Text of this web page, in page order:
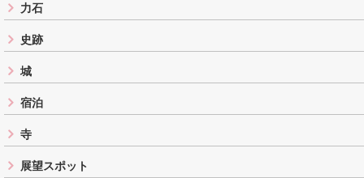
力石
史跡
城
宿泊
寺
展望スポット